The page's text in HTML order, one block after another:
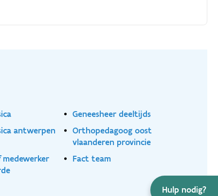
Hulp nodig?
Geneesheer deeltijds
antwerpen
Orthopedagoog oost
vlaanderen provincie
Fact team